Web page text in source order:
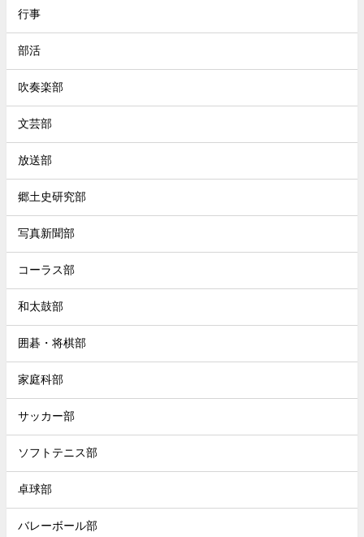
行事
部活
吹奏楽部
文芸部
放送部
郷土史研究部
写真新聞部
コーラス部
和太鼓部
囲碁・将棋部
家庭科部
サッカー部
ソフトテニス部
卓球部
バレーボール部